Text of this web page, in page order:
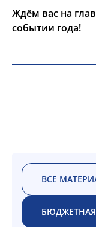
Ждём вас на
событии года!
ВСЕ